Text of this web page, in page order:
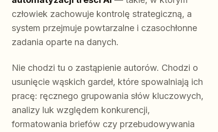
człowiek zachowuje kontrolę strategiczną, a
system przejmuje powtarzalne i czasochłonne
zadania oparte na danych.
Nie chodzi tu o zastąpienie autorów. Chodzi o
usunięcie wąskich gardeł, które spowalniają ich
pracę: ręcznego grupowania słów kluczowych,
analizy luk względem konkurencji,
formatowania briefów czy przebudowywania